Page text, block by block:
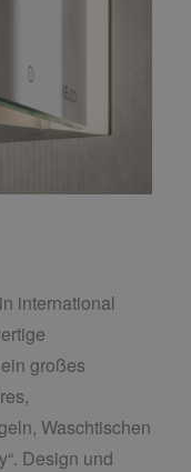
international
großes
Waschtischen
Design und